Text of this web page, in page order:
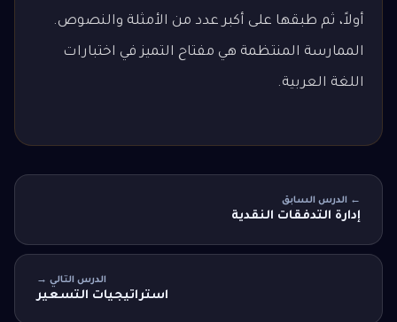
أولاً، ثم طبقها على أكبر عدد من الأمثلة والنصوص.
الممارسة المنتظمة هي مفتاح التميز في اختبارات
اللغة العربية.
← الدرس السابق
إدارة التدفقات النقدية
الدرس التالي →
استراتيجيات التسعير